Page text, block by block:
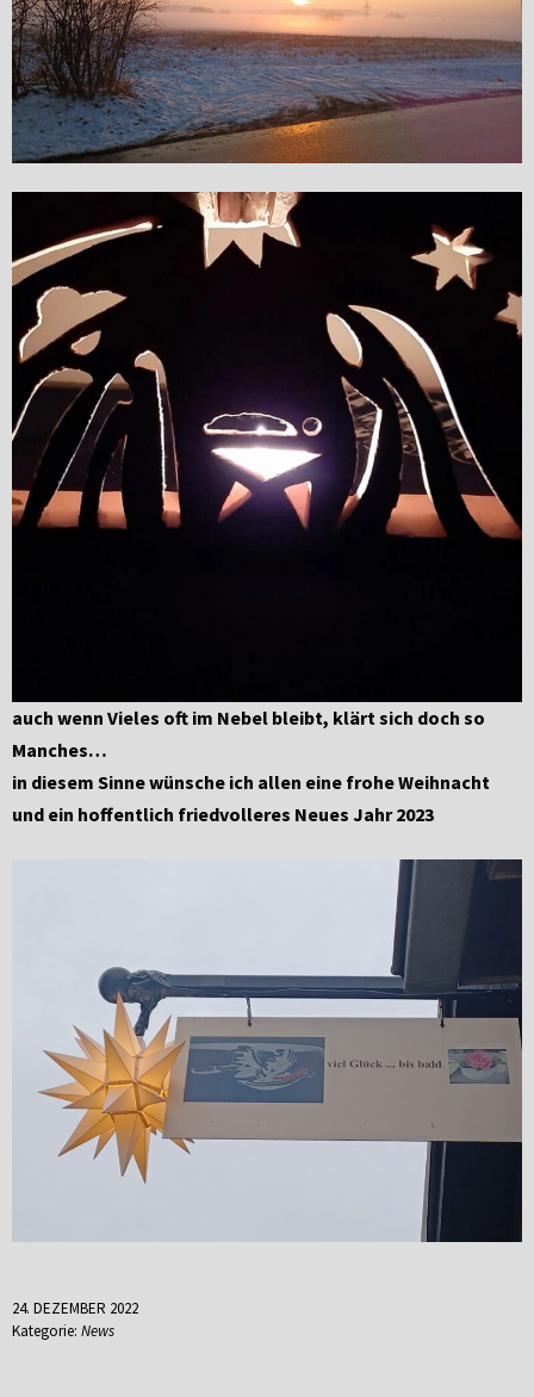
auch wenn Vieles oft im Nebel bleibt, klärt sich doch so
Manches…
in diesem Sinne wünsche ich allen eine frohe Weihnacht
und ein hoffentlich friedvolleres Neues Jahr 2023
24. DEZEMBER 2022
Kategorie: News